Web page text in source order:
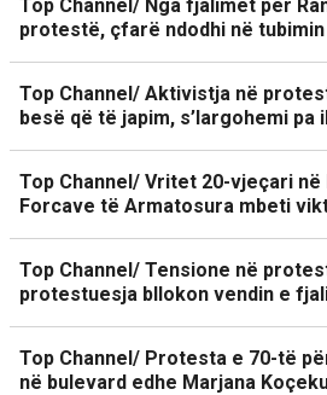
Top Channel/ Nga fjalimet për
protestë, çfarë ndodhi në
Top Channel/ Aktivistja në
besë që të japim, s’largohemi pa
Top Channel/ Vritet 20-vjeçari
Forcave të Armatosura mbeti
Top Channel/ Tensione në
protestuesja bllokon vendin e
Top Channel/ Protesta e 70-të
në bulevard edhe Marjana